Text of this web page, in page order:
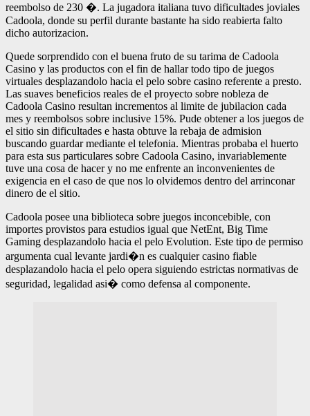
reembolso de 230 �. La jugadora italiana tuvo dificultades joviales
Cadoola, donde su perfil durante bastante ha sido reabierta falto
dicho autorizacion.
Quede sorprendido con el buena fruto de su tarima de Cadoola
Casino y las productos con el fin de hallar todo tipo de juegos
virtuales desplazandolo hacia el pelo sobre casino referente a presto.
Las suaves beneficios reales de el proyecto sobre nobleza de
Cadoola Casino resultan incrementos al limite de jubilacion cada
mes y reembolsos sobre inclusive 15%. Pude obtener a los juegos de
el sitio sin dificultades e hasta obtuve la rebaja de admision
buscando guardar mediante el telefonia. Mientras probaba el huerto
para esta sus particulares sobre Cadoola Casino, invariablemente
tuve una cosa de hacer y no me enfrente an inconvenientes de
exigencia en el caso de que nos lo olvidemos dentro del arrinconar
dinero de el sitio.
Cadoola posee una biblioteca sobre juegos inconcebible, con
importes provistos para estudios igual que NetEnt, Big Time
Gaming desplazandolo hacia el pelo Evolution. Este tipo de permiso
argumenta cual levante jardi�n es cualquier casino fiable
desplazandolo hacia el pelo opera siguiendo estrictas normativas de
seguridad, legalidad asi� como defensa al componente.